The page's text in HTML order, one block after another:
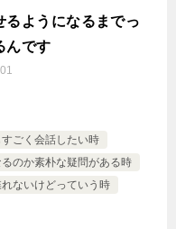
るようになるまでっ
んです
ごく会話したい時
のか素朴な疑問がある時
ないけどっていう時